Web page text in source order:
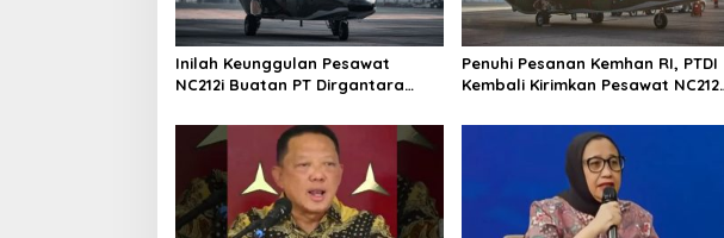
Inilah Keunggulan Pesawat
NC212i Buatan PT Dirgantara
Operasi TNI
Penuhi Pesanan Kemhan RI, PTDI
Kembali Kirimkan Pesawat NC212i